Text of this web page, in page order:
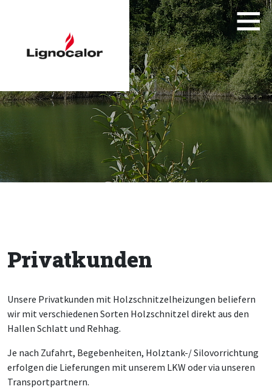
Privatkunden
Unsere Privatkunden mit Holzschnitzelheizungen beliefern
wir mit verschiedenen Sorten Holzschnitzel direkt aus den
Hallen Schlatt und Rehhag.
Je nach Zufahrt, Begebenheiten, Holztank-/ Silovorrichtung
erfolgen die Lieferungen mit unserem LKW oder via unseren
Transportpartnern.